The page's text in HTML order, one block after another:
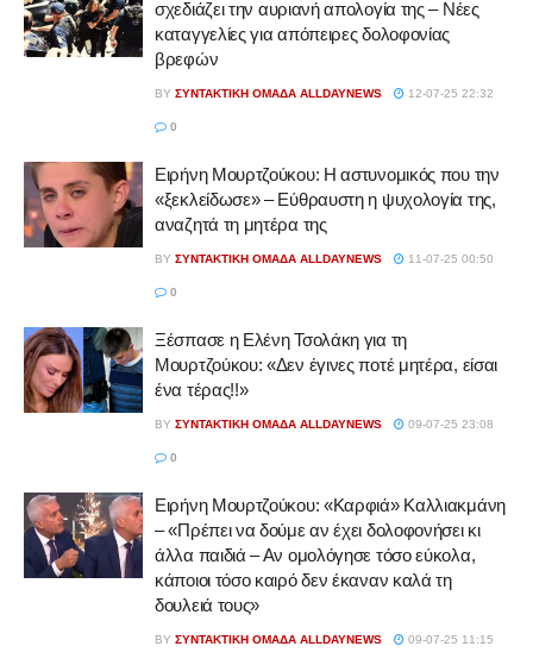
σχεδιάζει την αυριανή απολογία της – Νέες
καταγγελίες για απόπειρες δολοφονίας
βρεφών
BY ΣΥΝΤΑΚΤΙΚΉ ΟΜΆΔΑ ALLDAYNEWS 12-07-25 22:32
0
Ειρήνη Μουρτζούκου: Η αστυνομικός που την
«ξεκλείδωσε» – Εύθραυστη η ψυχολογία της,
αναζητά τη μητέρα της
BY ΣΥΝΤΑΚΤΙΚΉ ΟΜΆΔΑ ALLDAYNEWS 11-07-25 00:50
0
Ξέσπασε η Ελένη Τσολάκη για τη
Μουρτζούκου: «Δεν έγινες ποτέ μητέρα, είσαι
ένα τέρας!!»
BY ΣΥΝΤΑΚΤΙΚΉ ΟΜΆΔΑ ALLDAYNEWS 09-07-25 23:08
0
Ειρήνη Μουρτζούκου: «Καρφιά» Καλλιακμάνη
– «Πρέπει να δούμε αν έχει δολοφονήσει κι
άλλα παιδιά – Αν ομολόγησε τόσο εύκολα,
κάποιοι τόσο καιρό δεν έκαναν καλά τη
δουλειά τους»
BY ΣΥΝΤΑΚΤΙΚΉ ΟΜΆΔΑ ALLDAYNEWS 09-07-25 11:15